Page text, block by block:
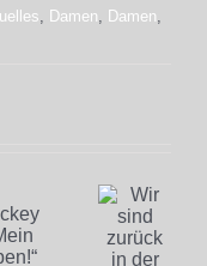
, Damen, Damen,